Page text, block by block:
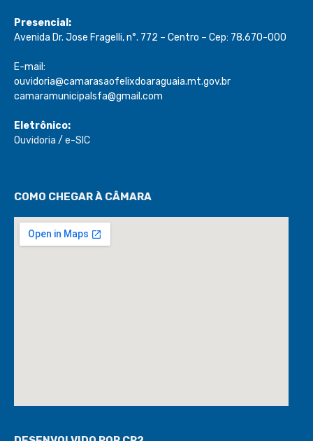
Presencial:
Avenida Dr. Jose Fragelli, n°. 772 – Centro – Cep: 78.670-000
E-mail:
ouvidoria@camarasaofelixdoaraguaia.mt.gov.br
camaramunicipalsfa@gmail.com
Eletrônico:
Ouvidoria / e-SIC
COMO CHEGAR À CÂMARA